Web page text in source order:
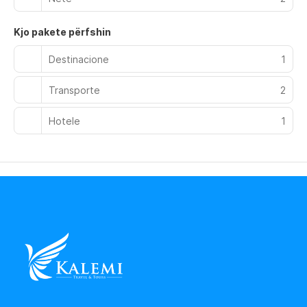
Kjo pakete përfshin
Destinacione 1
Transporte 2
Hotele 1